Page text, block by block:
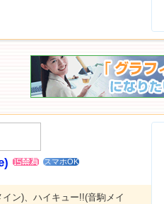
スマホOK
ン)、ハイキュー!!(音駒メイ